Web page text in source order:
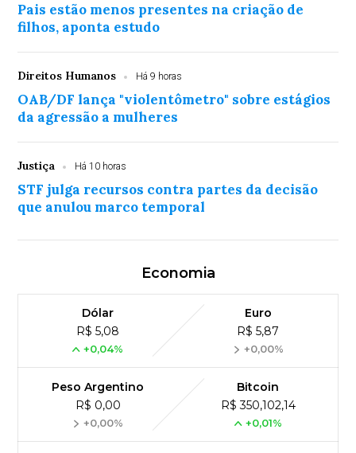
Pais estão menos presentes na criação de
filhos, aponta estudo
Direitos Humanos Há 9 horas
OAB/DF lança "violentômetro" sobre estágios
da agressão a mulheres
Justiça Há 10 horas
STF julga recursos contra partes da decisão
que anulou marco temporal
Economia
Dólar
R$ 5,08
+0,04%
Euro
R$ 5,87
+0,00%
Peso Argentino
R$ 0,00
+0,00%
Bitcoin
R$ 350,102,14
+0,01%